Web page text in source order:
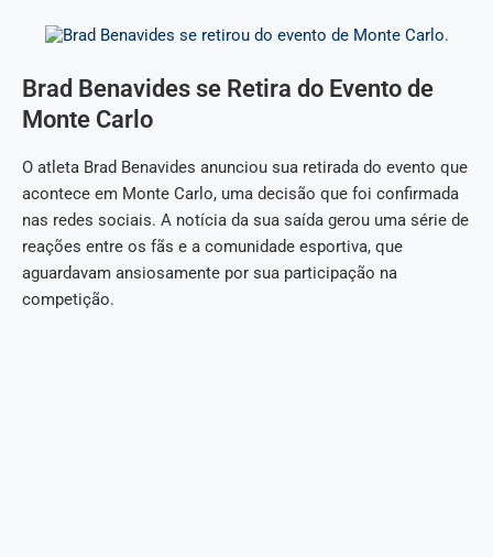
Brad Benavides se Retira do Evento de
Monte Carlo
O atleta Brad Benavides anunciou sua retirada do evento que
acontece em Monte Carlo, uma decisão que foi confirmada
nas redes sociais. A notícia da sua saída gerou uma série de
reações entre os fãs e a comunidade esportiva, que
aguardavam ansiosamente por sua participação na
competição.